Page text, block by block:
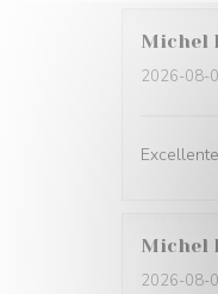
Michel
2026-08-
Michel
2026-08-